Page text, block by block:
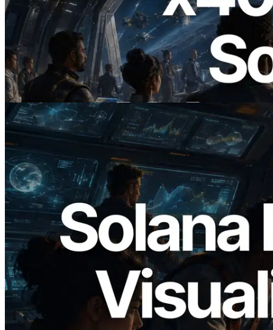
2026.07.04
ERPC lance un RPC Solana compatible
x402 — L'ère où les agents IA paient à la
demande les API dont ils ont besoin
Lire cet article
2026.05.24
Validators Solutions lance le Solana Block
Analyzer — Visualisation du temps de
production de bloc par slot et des
validateurs assignés